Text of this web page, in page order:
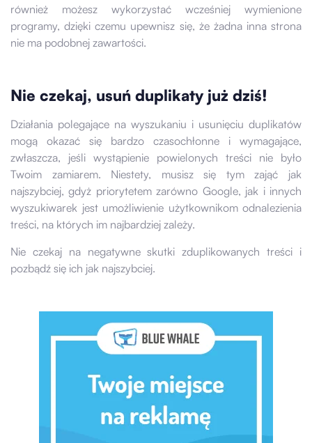
również możesz wykorzystać wcześniej wymienione
programy, dzięki czemu upewnisz się, że żadna inna strona
nie ma podobnej zawartości.
Nie czekaj, usuń duplikaty już dziś!
Działania polegające na wyszukaniu i usunięciu duplikatów
mogą okazać się bardzo czasochłonne i wymagające,
zwłaszcza, jeśli wystąpienie powielonych treści nie było
Twoim zamiarem. Niestety, musisz się tym zająć jak
najszybciej, gdyż priorytetem zarówno Google, jak i innych
wyszukiwarek jest umożliwienie użytkownikom odnalezienia
treści, na których im najbardziej zależy.
Nie czekaj na negatywne skutki zduplikowanych treści i
pozbądź się ich jak najszybciej.